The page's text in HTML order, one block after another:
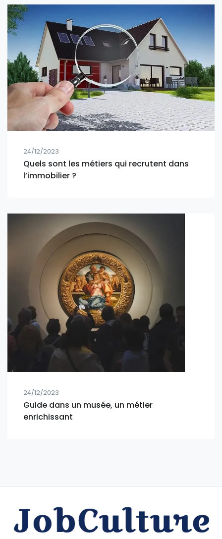
24/12/2023
Quels sont les métiers qui recrutent dans
l’immobilier ?
24/12/2023
Guide dans un musée, un métier
enrichissant